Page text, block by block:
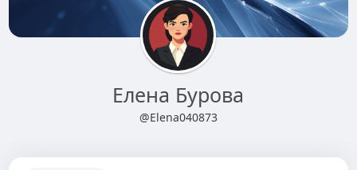
Елена Бурова
@Elena040873